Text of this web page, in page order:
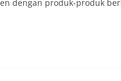
dengan produk-produk